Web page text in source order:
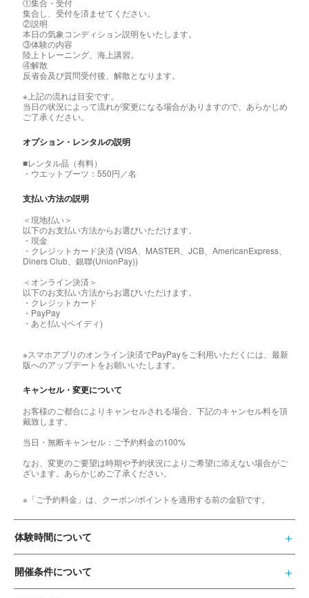
①集合・受付
集合し、受付を済ませてください。
②説明
本日の気象コンディション説明をいたします。
③体験の内容
陸上トレーニング、海上講習。
④解散
反省会及び質問受付後、解散となります。
※上記の流れは目安です。
当日の状況によって流れが変更になる場合がありますので、あらかじめ
ご了承ください。
オプション・レンタルの説明
■レンタル品（有料）
・ウエットブーツ：550円／名
支払い方法の説明
＜現地払い＞
以下のお支払い方法からお選びいただけます。
・現金
・クレジットカード決済 (VISA、MASTER、JCB、AmericanExpress、
Diners Club、銀聯(UnionPay))
＜オンライン決済＞
以下のお支払い方法からお選びいただけます。
・クレジットカード
・PayPay
・あと払い(ペイディ)
※スマホアプリのオンライン決済でPayPayをご利用いただくには、最新
版へのアップデートをお願いいたします。
キャンセル・変更について
お客様のご都合によりキャンセルされる場合、下記のキャンセル料を頂
戴致します。
当日・無断キャンセル：ご予約料金の100%
なお、変更のご要望は時期や予約状況によりご希望に添えない場合がご
ざいます。あらかじめご了承ください。
※「ご予約料金」は、クーポン/ポイントを適用する前の金額です。
体験時間について
開催条件について